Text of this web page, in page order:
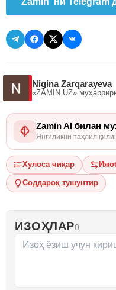
Nigina Zarqarayeva
«ZAMIN.UZ»
Zamin AI билан
Янгиликни таҳлил
Хулоса чиқар
Соддароқ тушунтир
ИЗОҲЛАР0